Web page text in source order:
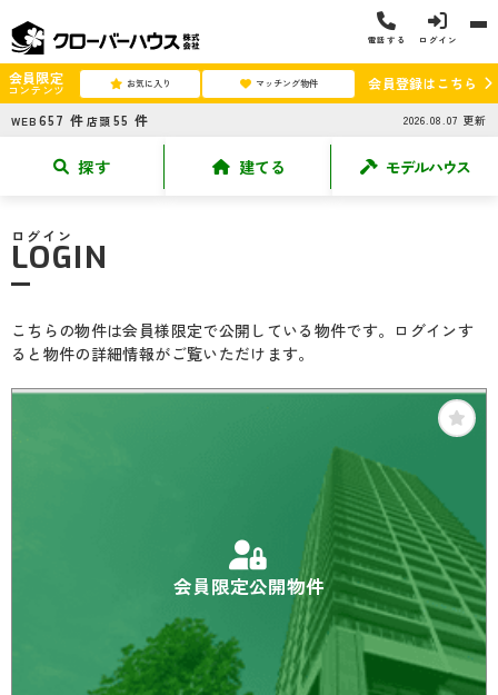
電話する ログイン
会員限定
コンテンツ お気に入り マッチング物件 会員登録はこちら
WEB 657 件 店頭 55 件 2026.08.07 更新
探す 建てる モデルハウス
ログイン
LOGIN
こちらの物件は会員様限定で公開している物件です。ログインす
ると物件の詳細情報がご覧いただけます。
会員限定公開物件